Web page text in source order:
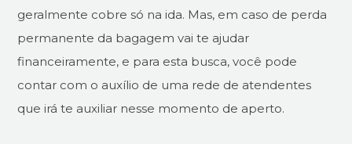
geralmente cobre só na ida. Mas, em caso de perda
permanente da bagagem vai te ajudar
financeiramente, e para esta busca, você pode
contar com o auxílio de uma rede de atendentes
que irá te auxiliar nesse momento de aperto.